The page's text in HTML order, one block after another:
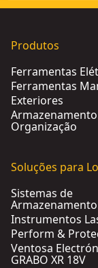
Produtos
Ferramentas
Ferramentas
Exteriores
Organização
Soluções para
Sistemas de
Armazenamento
Instrumentos
Perform &
Ventosa
GRABO XR 18V